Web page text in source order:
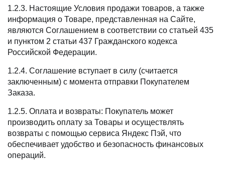
1.2.3. Настоящие Условия продажи товаров, а также
информация о Товаре, представленная на Сайте,
являются Соглашением в соответствии со статьей 435
и пунктом 2 статьи 437 Гражданского кодекса
Российской Федерации.
1.2.4. Соглашение вступает в силу (считается
заключенным) с момента отправки Покупателем
Заказа.
1.2.5. Оплата и возвраты: Покупатель может
производить оплату за Товары и осуществлять
возвраты с помощью сервиса Яндекс Пэй, что
обеспечивает удобство и безопасность финансовых
операций.